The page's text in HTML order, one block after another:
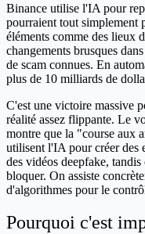
Binance utilise l'IA pour
pourraient tout simplement
éléments comme des lieux
changements brusques
de scam connues. En
plus de 10 milliards de
C'est une victoire massive
réalité assez flippante. Le
montre que la "course aux
utilisent l'IA pour créer des
des vidéos deepfake,
bloquer. On assiste
d'algorithmes pour le
Pourquoi c'est